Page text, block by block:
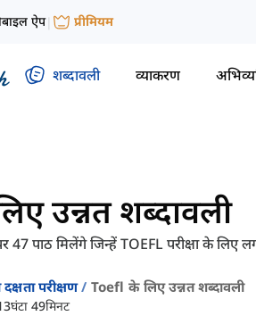
ऐप| प्रीमियम
शब्दावली व्याकरण
उन्नत शब्दावली
47 पाठ मिलेंगे जिन्हें TOEFL परीक्षा के लिए
परीक्षण Toefl के लिए उन्नत शब्दावली
घंटा 49मिनट